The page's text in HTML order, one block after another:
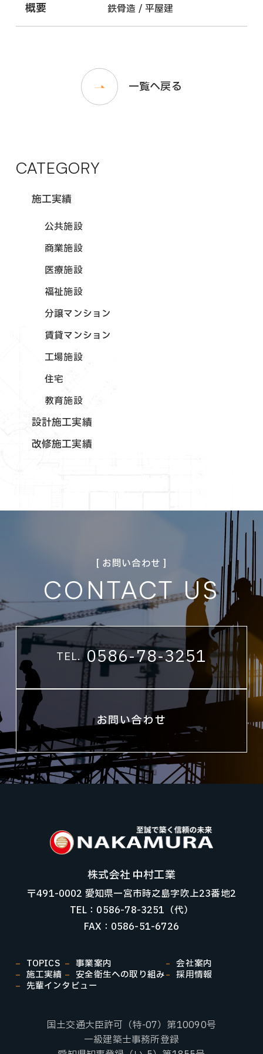
概要 鉄骨造 / 平屋建
一覧へ戻る
CATEGORY
施工実績
公共施設
商業施設
医療施設
福祉施設
分譲マンション
賃貸マンション
工場施設
住宅
教育施設
設計施工実績
改修施工実績
[ お問い合わせ ]
CONTACT US
TEL. 0586-78-3251
お問い合わせ
株式会社 中村工業
〒491-0002 愛知県一宮市時之島字吹上23番地2
TEL：0586-78-3251（代）
FAX：0586-51-6726
TOPICS 事業案内
会社案内
施工実績
安全衛生への取り組み
採用情報
先輩インタビュー
国土交通大臣許可（特-07）第10090号
一級建築士事務所登録